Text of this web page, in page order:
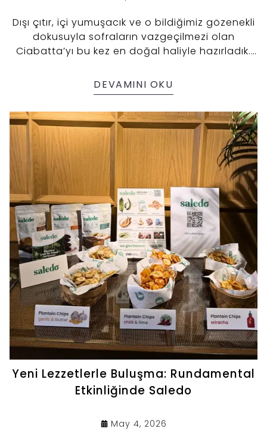
Dışı çıtır, içi yumuşacık ve o bildiğimiz gözenekli
dokusuyla sofraların vazgeçilmezi olan
Ciabatta’yı bu kez en doğal haliyle hazırladık.
Un Karışımımızı badem unu ve soğuk
fermentasyonun eşsiz uyumuyla buluşturduk.
DEVAMINI OKU
Yeni Lezzetlerle Buluşma: Rundamental
Etkinliğinde Saledo
May 4, 2026